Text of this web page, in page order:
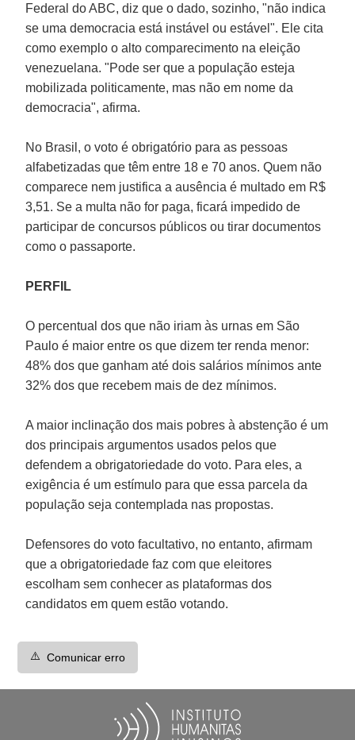
Federal do ABC, diz que o dado, sozinho, "não indica
se uma democracia está instável ou estável". Ele cita
como exemplo o alto comparecimento na eleição
venezuelana. "Pode ser que a população esteja
mobilizada politicamente, mas não em nome da
democracia", afirma.
No Brasil, o voto é obrigatório para as pessoas
alfabetizadas que têm entre 18 e 70 anos. Quem não
comparece nem justifica a ausência é multado em R$
3,51. Se a multa não for paga, ficará impedido de
participar de concursos públicos ou tirar documentos
como o passaporte.
PERFIL
O percentual dos que não iriam às urnas em São
Paulo é maior entre os que dizem ter renda menor:
48% dos que ganham até dois salários mínimos ante
32% dos que recebem mais de dez mínimos.
A maior inclinação dos mais pobres à abstenção é um
dos principais argumentos usados pelos que
defendem a obrigatoriedade do voto. Para eles, a
exigência é um estímulo para que essa parcela da
população seja contemplada nas propostas.
Defensores do voto facultativo, no entanto, afirmam
que a obrigatoriedade faz com que eleitores
escolham sem conhecer as plataformas dos
candidatos em quem estão votando.
⚠️ Comunicar erro